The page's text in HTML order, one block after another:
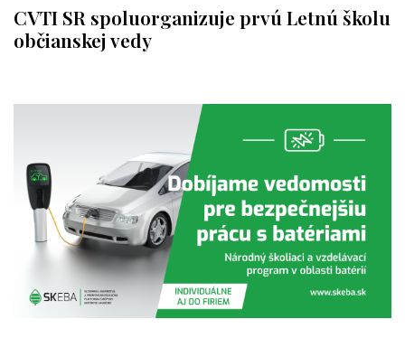
CVTI SR spoluorganizuje prvú Letnú školu
občianskej vedy